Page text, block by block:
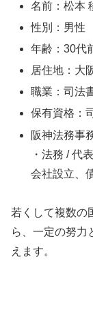
名前：松本
性別：男性
年齢：30代
居住地：大
職業：司法
保有資格：
阪神法務事
・法務 / 代表
会社設立、
若くして複数の
ら、一定の努力
えます。